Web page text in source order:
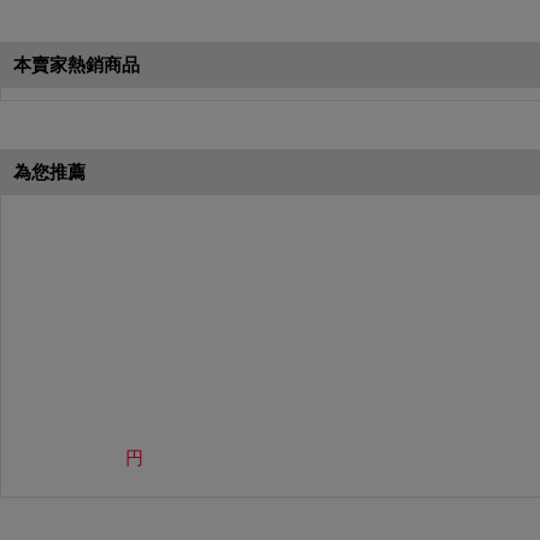
本賣家熱銷商品
為您推薦
円